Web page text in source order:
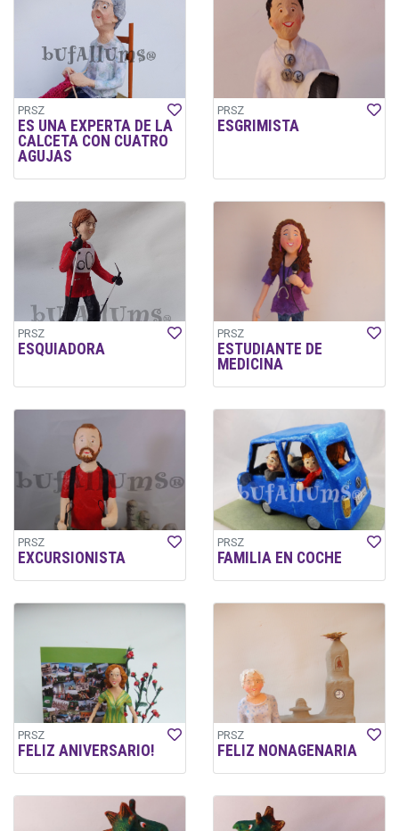
PRSZ
ES UNA EXPERTA DE LA
CALCETA CON CUATRO
AGUJAS
PRSZ
ESGRIMISTA
PRSZ
ESQUIADORA
PRSZ
ESTUDIANTE DE
MEDICINA
PRSZ
EXCURSIONISTA
PRSZ
FAMILIA EN COCHE
PRSZ
FELIZ ANIVERSARIO!
PRSZ
FELIZ NONAGENARIA